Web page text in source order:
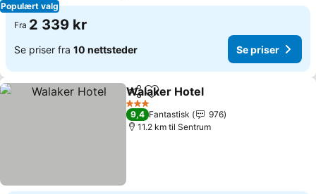
Populært valg
Fra 2 339 kr
Se priser fra 10 nettsteder Se priser
Del Legg til i favoritter
Walaker Hotel
3 Stjerner
9,4 Fantastisk
976
11.2 km til Sentrum